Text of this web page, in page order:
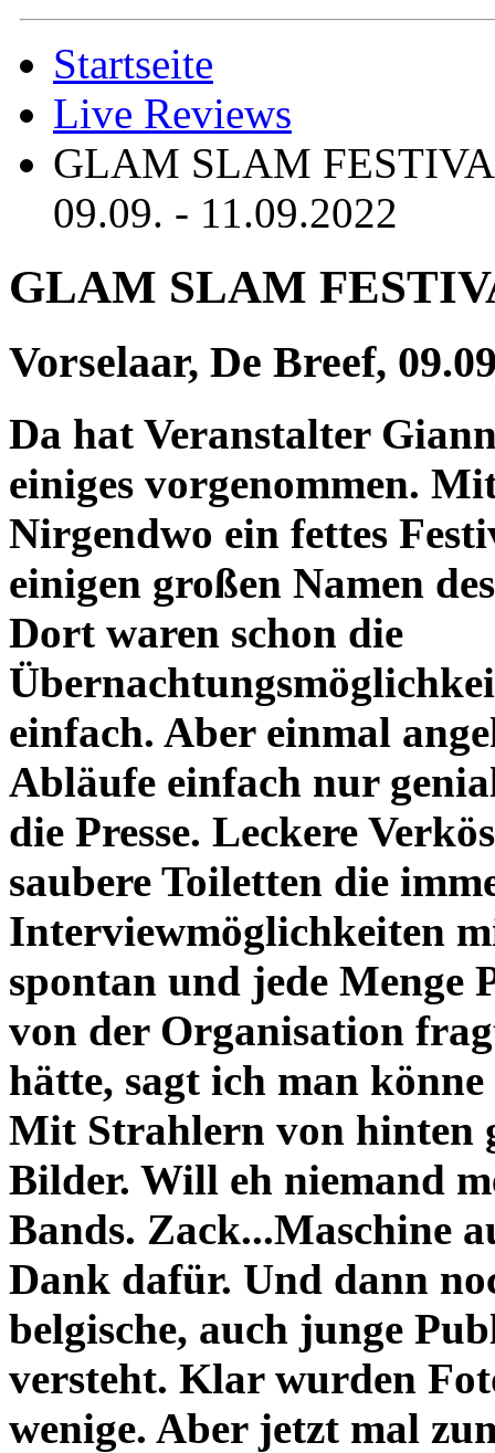
Startseite
Live Reviews
GLAM SLAM
09.09. - 11.09.2022
GLAM SLAM
Vorselaar, De Breef,
Da hat Veranstalter
einiges vorgenommen.
Nirgendwo ein fettes
einigen großen Namen
Dort waren schon die
einfach. Aber einmal
Abläufe einfach nur
die Presse. Leckere
saubere Toiletten die
Interviewmöglichkeiten
spontan und jede Menge
von der Organisation
hätte, sagt ich man
Mit Strahlern von hinten
Bilder. Will eh niemand
Bands. Zack...Maschine
Dank dafür. Und dann
belgische, auch junge
versteht. Klar wurden
wenige. Aber jetzt mal